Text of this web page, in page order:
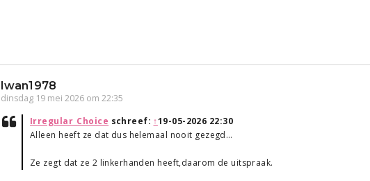
Iwan1978
dinsdag 19 mei 2026 om 22:35
Irregular_Choice schreef: ↑19-05-2026 22:30
Alleen heeft ze dat dus helemaal nooit gezegd…
Ze zegt dat ze 2 linkerhanden heeft,daarom de uitspraak.